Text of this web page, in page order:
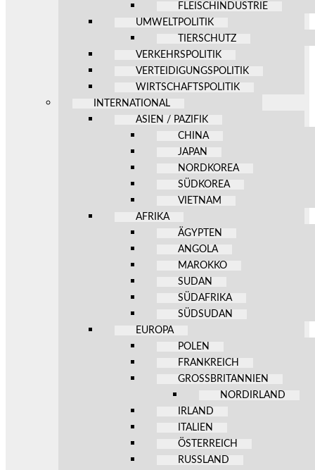
FLEISCHINDUSTRIE
UMWELTPOLITIK
TIERSCHUTZ
VERKEHRSPOLITIK
VERTEIDIGUNGSPOLITIK
WIRTSCHAFTSPOLITIK
INTERNATIONAL
ASIEN / PAZIFIK
CHINA
JAPAN
NORDKOREA
SÜDKOREA
VIETNAM
AFRIKA
ÄGYPTEN
ANGOLA
MAROKKO
SUDAN
SÜDAFRIKA
SÜDSUDAN
EUROPA
POLEN
FRANKREICH
GROSSBRITANNIEN
NORDIRLAND
IRLAND
ITALIEN
ÖSTERREICH
RUSSLAND